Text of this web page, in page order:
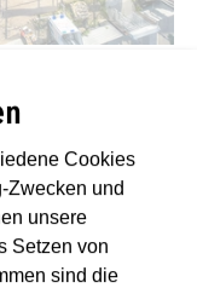
der Decke
Diese
mit Boden
Osten nach
werden
(z.B. Strom,
die
Cookies
Zwecken und
unsere
Setzen von
sind die